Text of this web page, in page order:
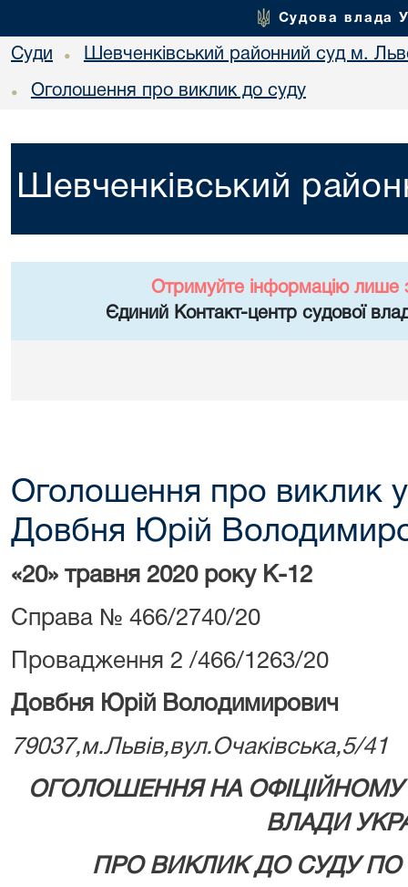
Судова влада
Суди • Шевченківський районний суд м.
• Оголошення про виклик до суду
Шевченківський
Отримуйте інформацію лише
Єдиний Контакт-центр судової
Оголошення про виклик у
Довбня Юрій
«20» травня 2020 року К-12
Справа № 466/2740/20
Провадження 2 /466/1263/20
Довбня Юрій Володимирович
79037,м.Львів,вул.Очаківська,5/41
ОГОЛОШЕННЯ НА ОФІЦІЙНОМУ
ВЛАДИ
ПРО ВИКЛИК ДО СУДУ ПО